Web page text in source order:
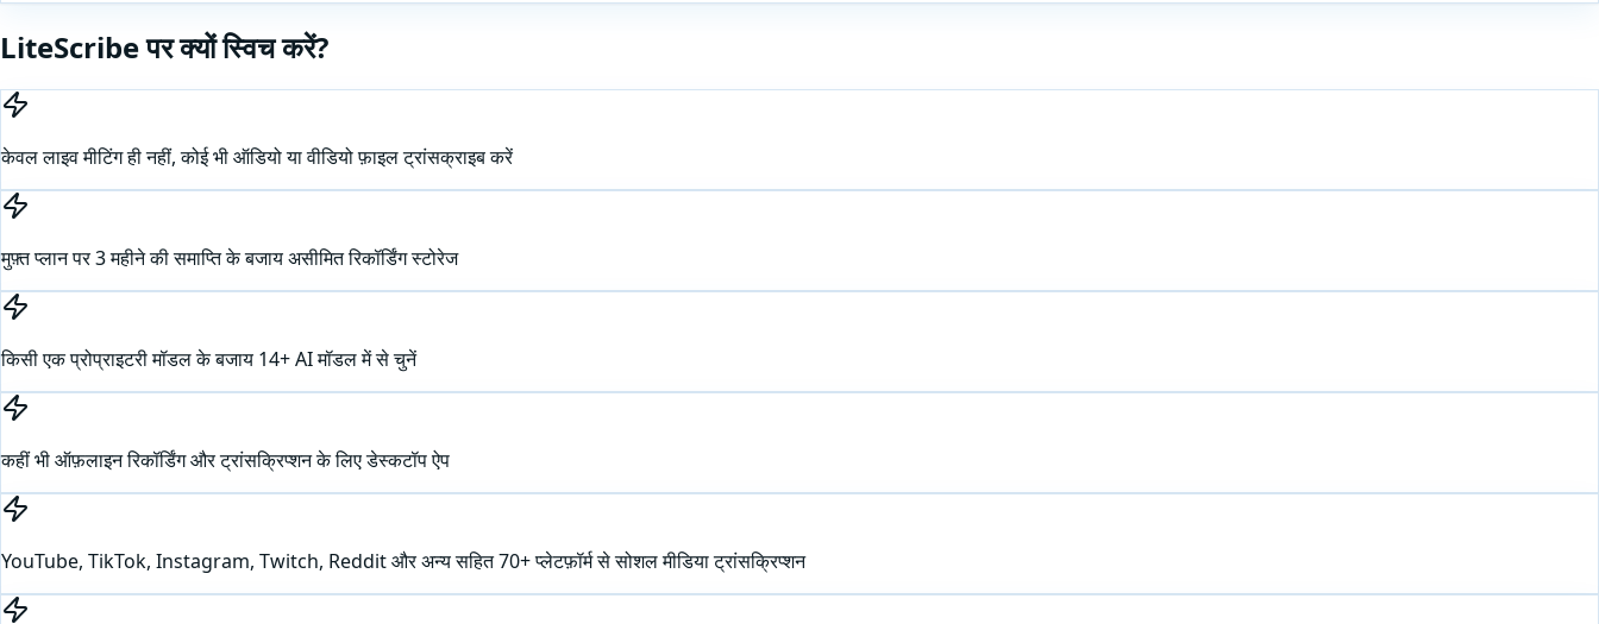
LiteScribe पर क्यों स्विच करें?
केवल लाइव मीटिंग ही नहीं, कोई भी ऑडियो या वीडियो फ़ाइल ट्रांसक्राइब करें
मुफ़्त प्लान पर 3 महीने की समाप्ति के बजाय असीमित रिकॉर्डिंग स्टोरेज
किसी एक प्रोप्राइटरी मॉडल के बजाय 14+ AI मॉडल में से चुनें
कहीं भी ऑफ़लाइन रिकॉर्डिंग और ट्रांसक्रिप्शन के लिए डेस्कटॉप ऐप
YouTube, TikTok, Instagram, Twitch, Reddit और अन्य सहित 70+ प्लेटफ़ॉर्म से सोशल मीडिया ट्रांसक्रिप्शन